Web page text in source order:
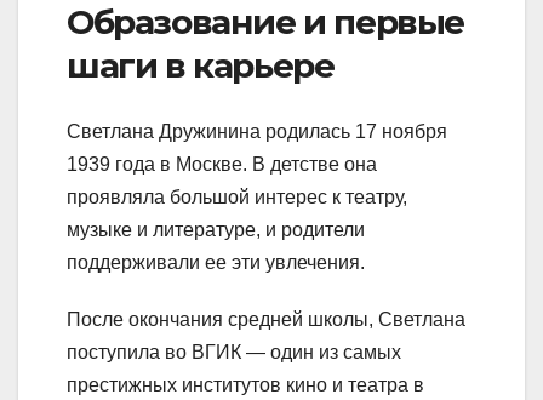
Образование и первые
шаги в карьере
Светлана Дружинина родилась 17 ноября
1939 года в Москве. В детстве она
проявляла большой интерес к театру,
музыке и литературе, и родители
поддерживали ее эти увлечения.
После окончания средней школы, Светлана
поступила во ВГИК — один из самых
престижных институтов кино и театра в